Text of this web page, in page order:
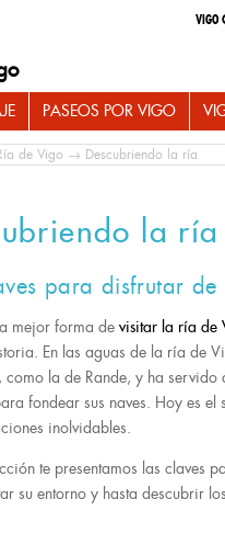
VIGO
PASEOS POR VIGO
de Vigo → Descubriendo la ría
la ría
para disfrutar
mejor forma de visitar la ría de
En las aguas de la ría de
como la de Rande, y ha
fondear sus naves. Hoy es
inolvidables.
te presentamos las claves
su entorno y hasta descubrir